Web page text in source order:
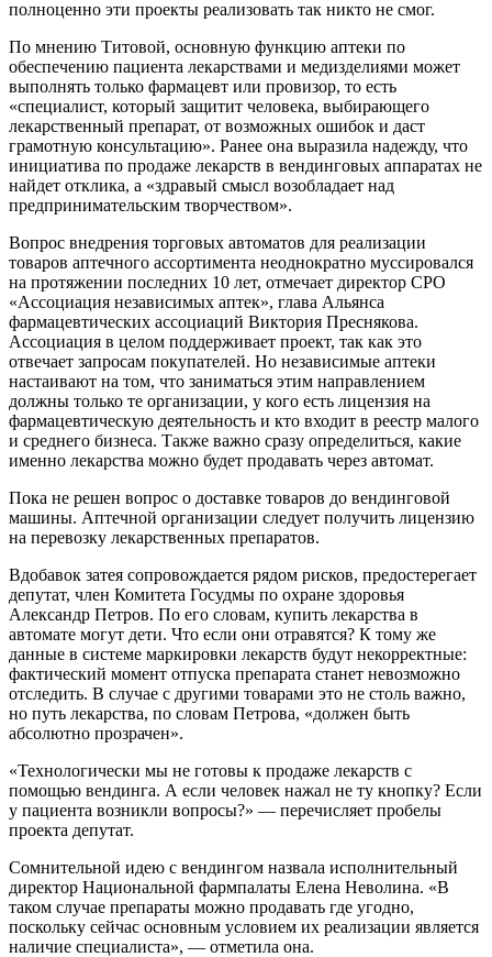
полноценно эти проекты реализовать так никто не смог.
По мнению Титовой, основную функцию аптеки по
обеспечению пациента лекарствами и медизделиями может
выполнять только фармацевт или провизор, то есть
«специалист, который защитит человека, выбирающего
лекарственный препарат, от возможных ошибок и даст
грамотную консультацию». Ранее она выразила надежду, что
инициатива по продаже лекарств в вендинговых аппаратах не
найдет отклика, а «здравый смысл возобладает над
предпринимательским творчеством».
Вопрос внедрения торговых автоматов для реализации
товаров аптечного ассортимента неоднократно муссировался
на протяжении последних 10 лет, отмечает директор СРО
«Ассоциация независимых аптек», глава Альянса
фармацевтических ассоциаций Виктория Преснякова.
Ассоциация в целом поддерживает проект, так как это
отвечает запросам покупателей. Но независимые аптеки
настаивают на том, что заниматься этим направлением
должны только те организации, у кого есть лицензия на
фармацевтическую деятельность и кто входит в реестр малого
и среднего бизнеса. Также важно сразу определиться, какие
именно лекарства можно будет продавать через автомат.
Пока не решен вопрос о доставке товаров до вендинговой
машины. Аптечной организации следует получить лицензию
на перевозку лекарственных препаратов.
Вдобавок затея сопровождается рядом рисков, предостерегает
депутат, член Комитета Госудмы по охране здоровья
Александр Петров. По его словам, купить лекарства в
автомате могут дети. Что если они отравятся? К тому же
данные в системе маркировки лекарств будут некорректные:
фактический момент отпуска препарата станет невозможно
отследить. В случае с другими товарами это не столь важно,
но путь лекарства, по словам Петрова, «должен быть
абсолютно прозрачен».
«Технологически мы не готовы к продаже лекарств с
помощью вендинга. А если человек нажал не ту кнопку? Если
у пациента возникли вопросы?» — перечисляет пробелы
проекта депутат.
Сомнительной идею с вендингом назвала исполнительный
директор Национальной фармпалаты Елена Неволина. «В
таком случае препараты можно продавать где угодно,
поскольку сейчас основным условием их реализации является
наличие специалиста», — отметила она.